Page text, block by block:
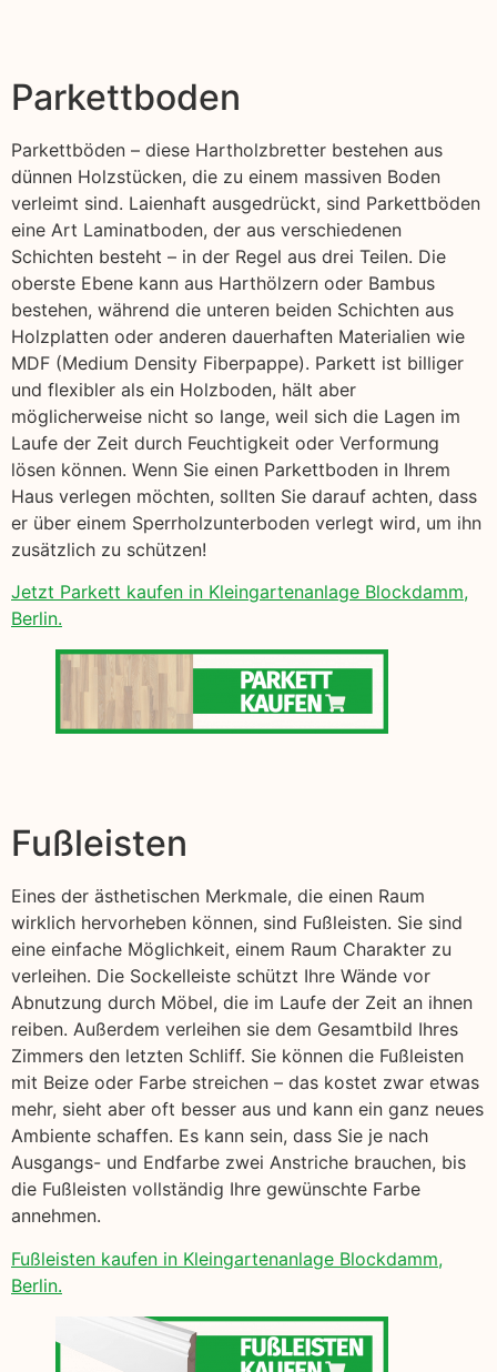
Parkettboden
Parkettböden – diese Hartholzbretter bestehen aus
dünnen Holzstücken, die zu einem massiven Boden
verleimt sind. Laienhaft ausgedrückt, sind Parkettböden
eine Art Laminatboden, der aus verschiedenen
Schichten besteht – in der Regel aus drei Teilen. Die
oberste Ebene kann aus Harthölzern oder Bambus
bestehen, während die unteren beiden Schichten aus
Holzplatten oder anderen dauerhaften Materialien wie
MDF (Medium Density Fiberpappe). Parkett ist billiger
und flexibler als ein Holzboden, hält aber
möglicherweise nicht so lange, weil sich die Lagen im
Laufe der Zeit durch Feuchtigkeit oder Verformung
lösen können. Wenn Sie einen Parkettboden in Ihrem
Haus verlegen möchten, sollten Sie darauf achten, dass
er über einem Sperrholzunterboden verlegt wird, um ihn
zusätzlich zu schützen!
Jetzt Parkett kaufen in Kleingartenanlage Blockdamm,
Berlin.
Fußleisten
Eines der ästhetischen Merkmale, die einen Raum
wirklich hervorheben können, sind Fußleisten. Sie sind
eine einfache Möglichkeit, einem Raum Charakter zu
verleihen. Die Sockelleiste schützt Ihre Wände vor
Abnutzung durch Möbel, die im Laufe der Zeit an ihnen
reiben. Außerdem verleihen sie dem Gesamtbild Ihres
Zimmers den letzten Schliff. Sie können die Fußleisten
mit Beize oder Farbe streichen – das kostet zwar etwas
mehr, sieht aber oft besser aus und kann ein ganz neues
Ambiente schaffen. Es kann sein, dass Sie je nach
Ausgangs- und Endfarbe zwei Anstriche brauchen, bis
die Fußleisten vollständig Ihre gewünschte Farbe
annehmen.
Fußleisten kaufen in Kleingartenanlage Blockdamm,
Berlin.